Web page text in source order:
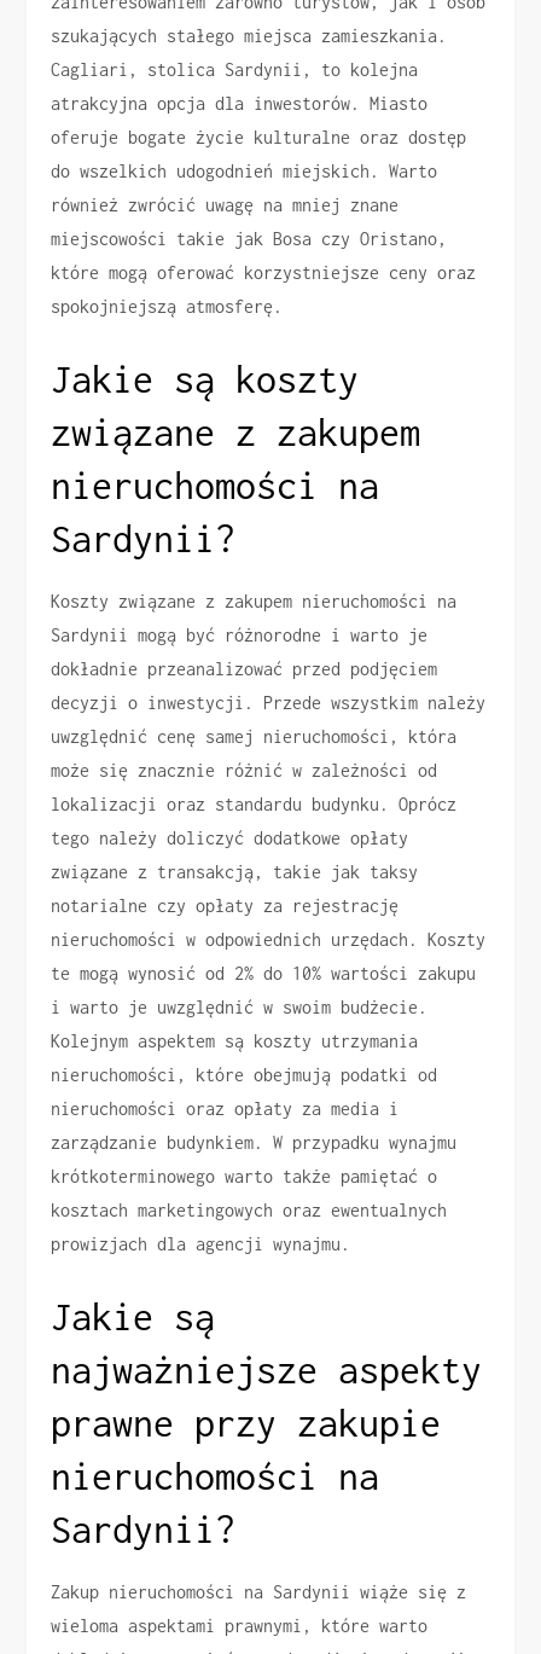
szukających stałego miejsca zamieszkania.
Cagliari, stolica Sardynii, to kolejna
atrakcyjna opcja dla inwestorów. Miasto
oferuje bogate życie kulturalne oraz dostęp
do wszelkich udogodnień miejskich. Warto
również zwrócić uwagę na mniej znane
miejscowości takie jak Bosa czy Oristano,
które mogą oferować korzystniejsze ceny oraz
spokojniejszą atmosferę.
Jakie są koszty
związane z zakupem
nieruchomości na
Sardynii?
Koszty związane z zakupem nieruchomości na
Sardynii mogą być różnorodne i warto je
dokładnie przeanalizować przed podjęciem
decyzji o inwestycji. Przede wszystkim należy
uwzględnić cenę samej nieruchomości, która
może się znacznie różnić w zależności od
lokalizacji oraz standardu budynku. Oprócz
tego należy doliczyć dodatkowe opłaty
związane z transakcją, takie jak taksy
notarialne czy opłaty za rejestrację
nieruchomości w odpowiednich urzędach. Koszty
te mogą wynosić od 2% do 10% wartości zakupu
i warto je uwzględnić w swoim budżecie.
Kolejnym aspektem są koszty utrzymania
nieruchomości, które obejmują podatki od
nieruchomości oraz opłaty za media i
zarządzanie budynkiem. W przypadku wynajmu
krótkoterminowego warto także pamiętać o
kosztach marketingowych oraz ewentualnych
prowizjach dla agencji wynajmu.
Jakie są
najważniejsze aspekty
prawne przy zakupie
nieruchomości na
Sardynii?
Zakup nieruchomości na Sardynii wiąże się z
wieloma aspektami prawnymi, które warto